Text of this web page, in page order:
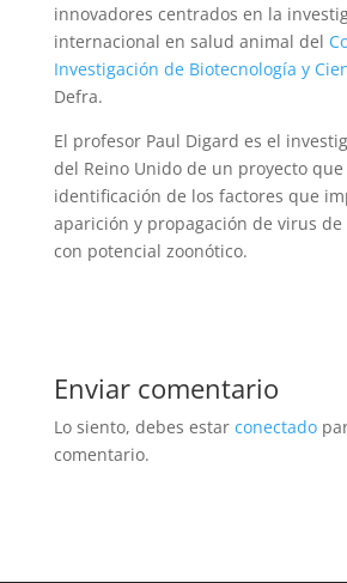
innovadores centrados en la
internacional en salud animal del
Investigación de Biotecnología y
Defra.
El profesor Paul Digard es el
del Reino Unido de un proyecto
identificación de los factores que
aparición y propagación de virus
con potencial zoonótico.
Enviar comentario
Lo siento, debes estar conectado
comentario.